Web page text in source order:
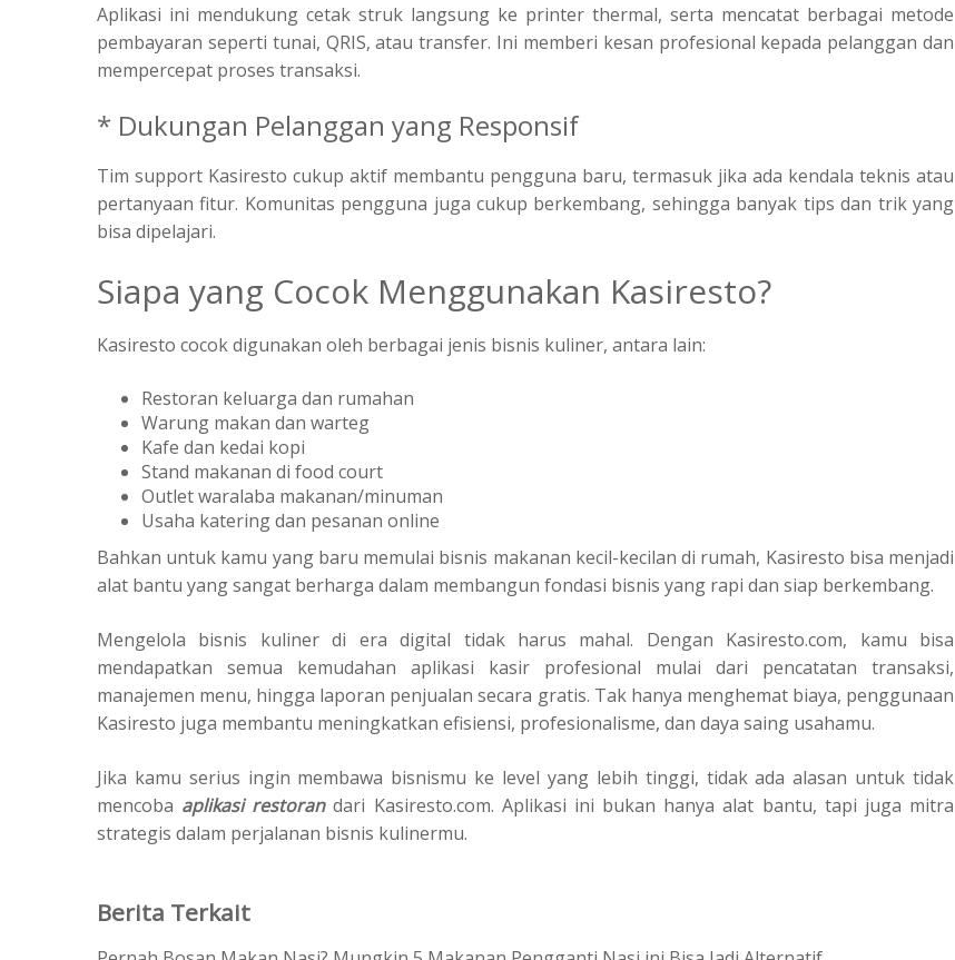
Aplikasi ini mendukung cetak struk langsung ke printer thermal, serta mencatat berbagai metode
pembayaran seperti tunai, QRIS, atau transfer. Ini memberi kesan profesional kepada pelanggan dan
mempercepat proses transaksi.
* Dukungan Pelanggan yang Responsif
Tim support Kasiresto cukup aktif membantu pengguna baru, termasuk jika ada kendala teknis atau
pertanyaan fitur. Komunitas pengguna juga cukup berkembang, sehingga banyak tips dan trik yang
bisa dipelajari.
Siapa yang Cocok Menggunakan Kasiresto?
Kasiresto cocok digunakan oleh berbagai jenis bisnis kuliner, antara lain:
Restoran keluarga dan rumahan
Warung makan dan warteg
Kafe dan kedai kopi
Stand makanan di food court
Outlet waralaba makanan/minuman
Usaha katering dan pesanan online
Bahkan untuk kamu yang baru memulai bisnis makanan kecil-kecilan di rumah, Kasiresto bisa menjadi
alat bantu yang sangat berharga dalam membangun fondasi bisnis yang rapi dan siap berkembang.
Mengelola bisnis kuliner di era digital tidak harus mahal. Dengan Kasiresto.com, kamu bisa
mendapatkan semua kemudahan aplikasi kasir profesional mulai dari pencatatan transaksi,
manajemen menu, hingga laporan penjualan secara gratis. Tak hanya menghemat biaya, penggunaan
Kasiresto juga membantu meningkatkan efisiensi, profesionalisme, dan daya saing usahamu.
Jika kamu serius ingin membawa bisnismu ke level yang lebih tinggi, tidak ada alasan untuk tidak
mencoba aplikasi restorandari Kasiresto.com. Aplikasi ini bukan hanya alat bantu, tapi juga mitra
strategis dalam perjalanan bisnis kulinermu.
Berita Terkait